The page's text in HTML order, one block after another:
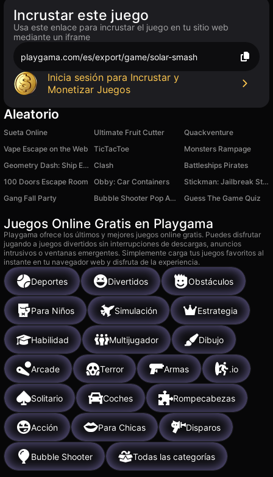
Incrustar este juego
Usa este enlace para incrustar el juego en tu sitio web
mediante un iframe
playgama.com/es/export/game/solar-smash
Inicia sesión para Incrustar y
Monetizar Juegos
Aleatorio
Sueta Online Ultimate Fruit Cutter
Quackventure
Vape Escape on the Web
TicTacToe
Monsters Rampage
Geometry Dash: Ship Editor Clash
Battleships Pirates
100 Doors Escape Room
Obby: Car Containers
Stickman: Jailbreak Story
Gang Fall Party
Bubble Shooter Pop Adventure Guess The Game Quiz
Juegos Online Gratis en Playgama
Playgama ofrece los últimos y mejores juegos online gratis. Puedes disfrutar
jugando a juegos divertidos sin interrupciones de descargas, anuncios
intrusivos o ventanas emergentes. Simplemente carga tus juegos favoritos al
instante en tu navegador web y disfruta de la experiencia.
Deportes Divertidos Obstáculos
Para Niños Simulación Estrategia
Habilidad Multijugador Dibujo
Arcade Terror Armas .io
Solitario Coches Rompecabezas
Acción Para Chicas Disparos
Bubble Shooter Todas las categorías